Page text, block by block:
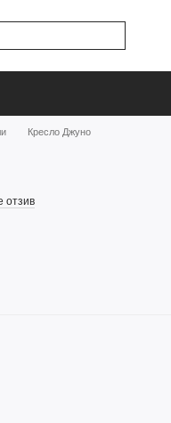
Кресло Джуно
отзив